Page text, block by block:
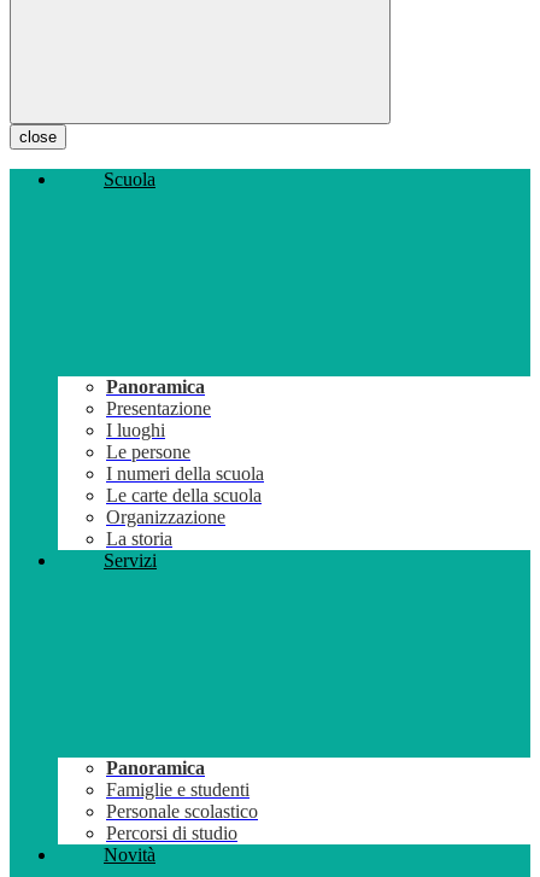
close
Scuola
Panoramica
Presentazione
I luoghi
Le persone
I numeri della scuola
Le carte della scuola
Organizzazione
La storia
Servizi
Panoramica
Famiglie e studenti
Personale scolastico
Percorsi di studio
Novità